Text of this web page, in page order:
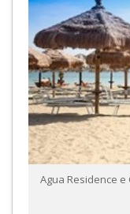
Agua Residence